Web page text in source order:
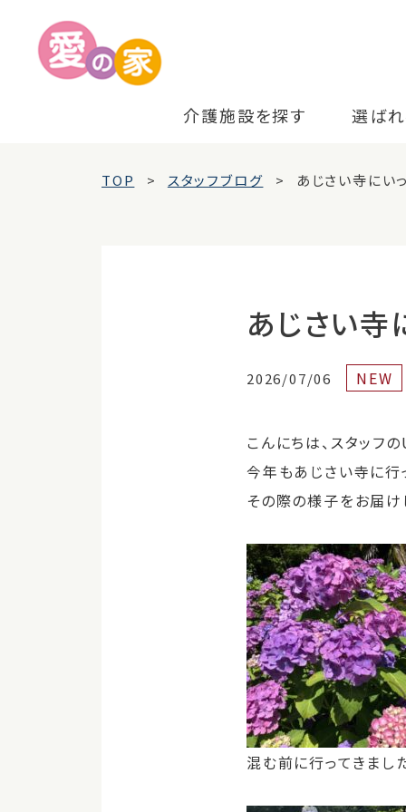
介護施設を探す 選ば
TOP スタッフブログ あじさい寺にい
あじさい寺
2026/07/06 NEW
こんにちは、スタッフの
今年もあじさい寺に行
その際の様子をお届け
混む前に行ってきまし